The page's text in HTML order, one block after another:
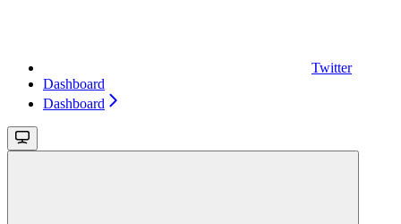
Twitter
Dashboard
Dashboard